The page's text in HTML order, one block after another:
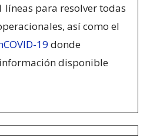
líneas para resolver todas
así como el
19 donde
disponible